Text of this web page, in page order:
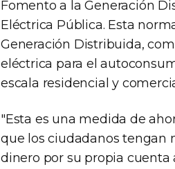
Fomento a la Generación
Eléctrica Pública. Esta
Generación Distribuida,
eléctrica para el
escala residencial y
"Esta es una medida de
que los ciudadanos tengan
dinero por su propia cuenta